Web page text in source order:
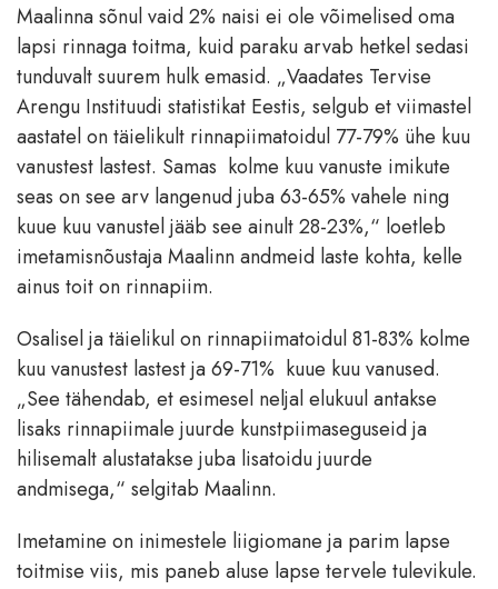
Maalinna sõnul vaid 2% naisi ei ole võimelised oma
lapsi rinnaga toitma, kuid paraku arvab hetkel sedasi
tunduvalt suurem hulk emasid. „Vaadates Tervise
Arengu Instituudi statistikat Eestis, selgub et viimastel
aastatel on täielikult rinnapiimatoidul 77-79% ühe kuu
vanustest lastest. Samas kolme kuu vanuste imikute
seas on see arv langenud juba 63-65% vahele ning
kuue kuu vanustel jääb see ainult 28-23%,“ loetleb
imetamisnõustaja Maalinn andmeid laste kohta, kelle
ainus toit on rinnapiim.
Osalisel ja täielikul on rinnapiimatoidul 81-83% kolme
kuu vanustest lastest ja 69-71% kuue kuu vanused.
„See tähendab, et esimesel neljal elukuul antakse
lisaks rinnapiimale juurde kunstpiimaseguseid ja
hilisemalt alustatakse juba lisatoidu juurde
andmisega,“ selgitab Maalinn.
Imetamine on inimestele liigiomane ja parim lapse
toitmise viis, mis paneb aluse lapse tervele tulevikule.